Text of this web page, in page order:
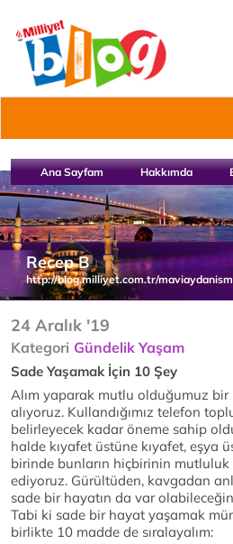
Ana Sayfam Hakkımda
Recep B
http://blog.milliyet.com.tr/
24 Aralık '19
Kategori Gündelik Yaşam
Sade Yaşamak İçin 10 Şey
Alım yaparak mutlu olduğumuz bir
alıyoruz. Kullandığımız telefon
belirleyecek kadar öneme sahip
halde kıyafet üstüne kıyafet, eşya
birinde bunların hiçbirinin
ediyoruz. Gürültüden, kavgadan
sade bir hayatın da var
Tabi ki sade bir hayat yaşamak
birlikte 10 madde de sıralayalım: